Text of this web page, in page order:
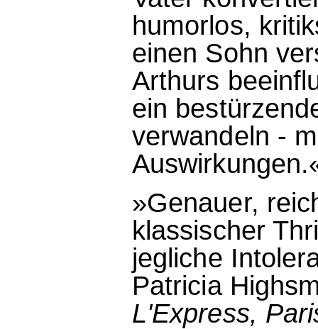
humorlos,
einen Sohn
Arthurs
ein
verwandeln -
»Genauer,
klassischer
jegliche
Patricia
L'Express,